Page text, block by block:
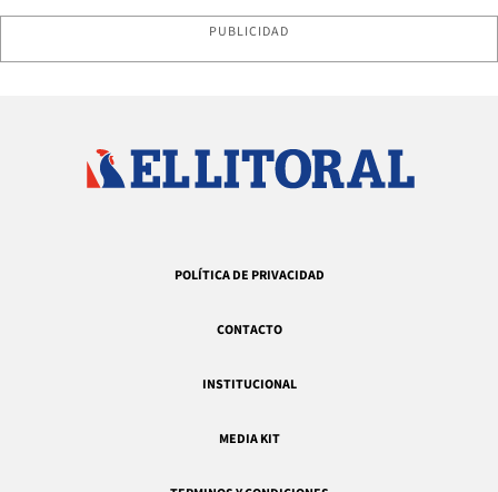
PUBLICIDAD
POLÍTICA DE PRIVACIDAD
CONTACTO
INSTITUCIONAL
MEDIA KIT